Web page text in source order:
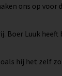
ons op voor
Boer Luuk
hij het zelf